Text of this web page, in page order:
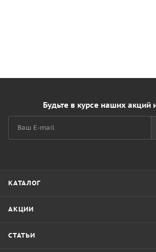
Будьте в курсе наших акций
КАТАЛОГ
АКЦИИ
СТАТЬИ